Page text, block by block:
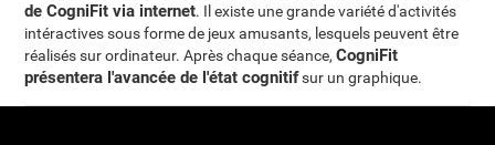
de CogniFit via internet. Il existe une grande variété d'activités
intéractives sous forme de jeux amusants, lesquels peuvent être
réalisés sur ordinateur. Après chaque séance,CogniFit
présentera l'avancée de l'état cognitifsur un graphique.